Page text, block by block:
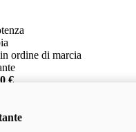
ordine di marcia
€